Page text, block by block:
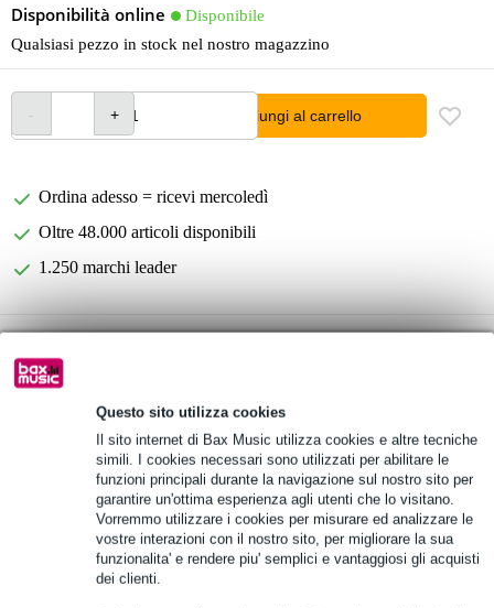
Questo sito utilizza cookies
Il sito internet di Bax Music utilizza cookies e altre tecniche
simili. I cookies necessari sono utilizzati per abilitare le
funzioni principali durante la navigazione sul nostro sito per
garantire un'ottima esperienza agli utenti che lo visitano.
Vorremmo utilizzare i cookies per misurare ed analizzare le
vostre interazioni con il nostro sito, per migliorare la sua
funzionalita' e rendere piu' semplici e vantaggiosi gli acquisti
dei clienti.
Disponibilità online
Disponibile
Qualsiasi pezzo in stock nel nostro magazzino
Aggiungi al carrello
Ordina adesso = ricevi mercoledì
Oltre 48.000 articoli disponibili
1.250 marchi leader
vantaggi!
23,45 € di premio
Informazioni sul prodotto
NewHank MP103 MK2
lettore multimediale